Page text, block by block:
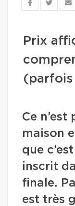
Prix
(parfois
Ce n’est
maison
que
inscrit
finale.
est très